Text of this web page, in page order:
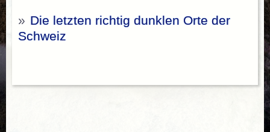
» Die letzten richtig dunklen Orte der
Schweiz